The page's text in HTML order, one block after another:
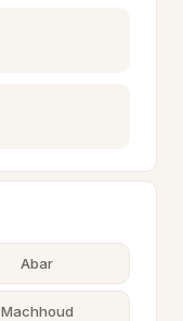
Abar
Machhoud